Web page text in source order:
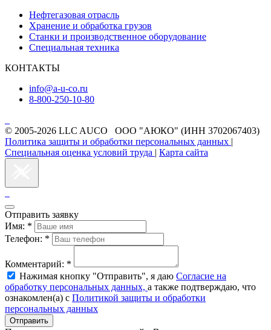
Нефтегазовая отрасль
Хранение и обработка грузов
Станки и производственное оборудование
Специальная техника
КОНТАКТЫ
info@a-u-co.ru
8-800-250-10-80
© 2005-2026 LLC AUCO ООО "АЮКО" (ИНН 3702067403)
Политика защиты и обработки персональных данных |
Специальная оценка условий труда | Карта сайта
Отправить заявку
Имя: *
Телефон: *
Комментарий: *
Нажимая кнопку "Отправить", я даю Согласие на
обработку персональных данных, а также подтверждаю, что
ознакомлен(а) с Политикой защиты и обработки
персональных данных
Отправить